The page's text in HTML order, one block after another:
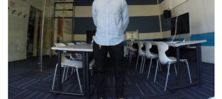
不分性別與職級，唯有相互尊重與自覺，才能打造安全、平
等的工作環境。志航基地表示，發言權已由空軍司令部統一
掌握，不便對外說明。